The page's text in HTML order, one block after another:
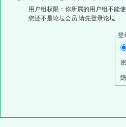
用户组权限：你所属的用户组不能
您还不是论坛会员,请先登录论坛
登